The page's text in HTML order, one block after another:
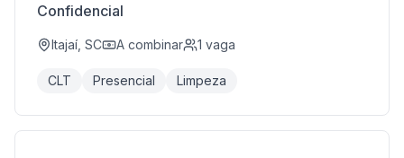
Confidencial
Itajaí, SC A combinar 1 vaga
CLT Presencial Limpeza